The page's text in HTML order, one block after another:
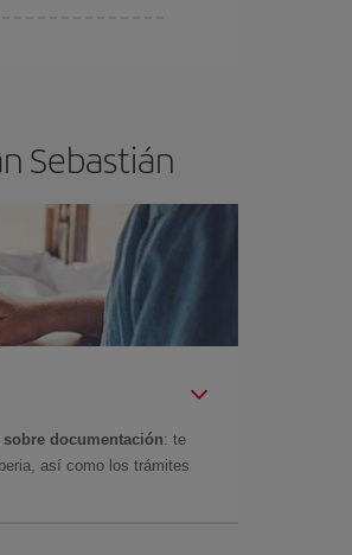
Sebastián
documentación: te
así como los trámites